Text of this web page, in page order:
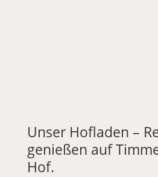
Unser Hofladen –
genießen auf
Hof.